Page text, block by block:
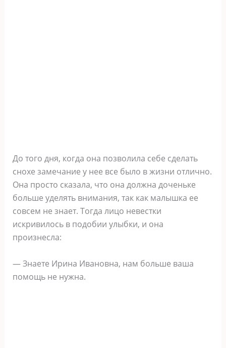
До того дня, когда она позволила себе сделать
снохе замечание у нее все было в жизни отлично.
Она просто сказала, что она должна доченьке
больше уделять внимания, так как малышка ее
совсем не знает. Тогда лицо невестки
искривилось в подобии улыбки, и она
произнесла:
— Знаете Ирина Ивановна, нам больше ваша
помощь не нужна.